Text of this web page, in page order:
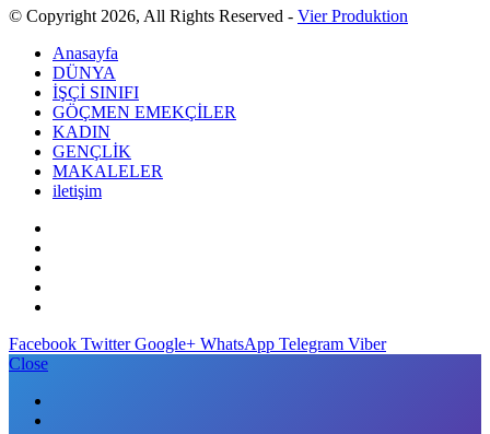
© Copyright 2026, All Rights Reserved - Vier Produktion
Anasayfa
DÜNYA
İŞÇİ SINIFI
GÖÇMEN EMEKÇİLER
KADIN
GENÇLİK
MAKALELER
iletişim
Facebook Twitter Google+ WhatsApp Telegram Viber
Close